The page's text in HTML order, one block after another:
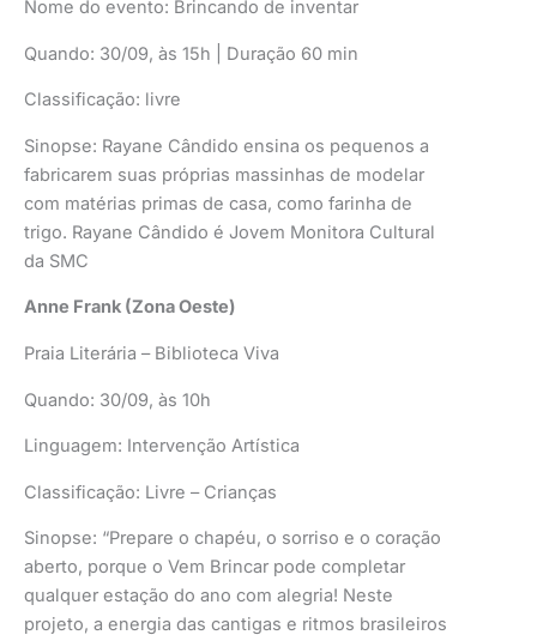
Nome do evento: Brincando de inventar
Quando: 30/09, às 15h | Duração 60 min
Classificação: livre
Sinopse: Rayane Cândido ensina os pequenos a
fabricarem suas próprias massinhas de modelar
com matérias primas de casa, como farinha de
trigo. Rayane Cândido é Jovem Monitora Cultural
da SMC
Anne Frank (Zona Oeste)
Praia Literária – Biblioteca Viva
Quando: 30/09, às 10h
Linguagem: Intervenção Artística
Classificação: Livre – Crianças
Sinopse: “Prepare o chapéu, o sorriso e o coração
aberto, porque o Vem Brincar pode completar
qualquer estação do ano com alegria! Neste
projeto, a energia das cantigas e ritmos brasileiros